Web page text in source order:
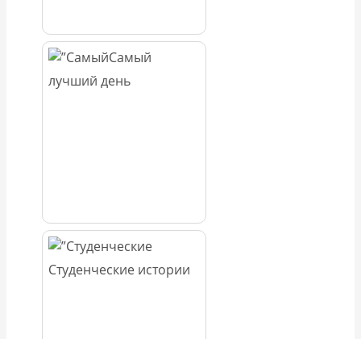
Самый
лучший день
Студенческие истории